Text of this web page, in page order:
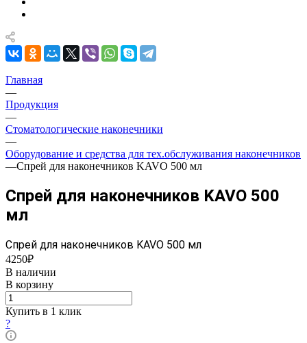
Главная
—
Продукция
—
Стоматологические наконечники
—
Оборудование и средства для тех.обслуживания наконечников
—Спрей для наконечников KAVO 500 мл
Спрей для наконечников KAVO 500
мл
Спрей для наконечников KAVO 500 мл
4250₽
В наличии
В корзину
Купить в 1 клик
?